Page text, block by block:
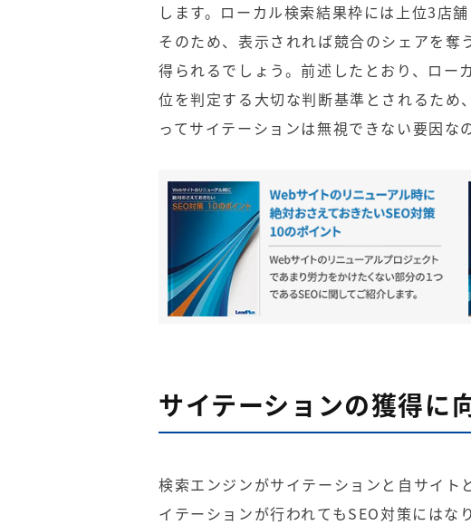
します。ローカル検索結果枠には上位3店
そのため、表示されれば競合のシェアを奪
得られるでしょう。前述したとおり、ロー
位を判定する大切な判断基準とされるため
ってサイテーションは無視できない要因なの
サイテーションの獲得に
検索エンジンがサイテーションと自サイ
イテーションが行われてもSEO対策にはな